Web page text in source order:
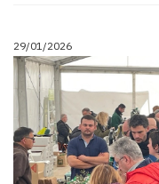
29/01/2026